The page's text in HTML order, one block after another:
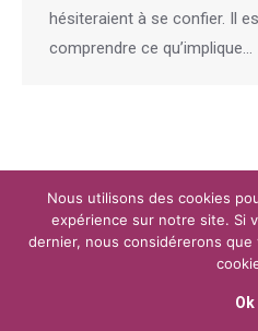
hésiteraient à se confier. Il
comprendre ce qu’implique…
Copyright © 2026Plateforme de
Privium – Des
psychologues,
Nous utilisons des cookies
expérience sur notre site. Si
dernier, nous considérerons
Ok